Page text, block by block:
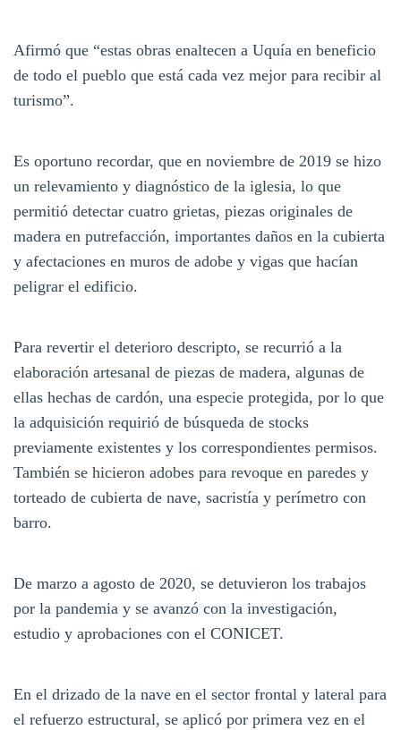
Afirmó que “estas obras enaltecen a Uquía en beneficio
de todo el pueblo que está cada vez mejor para recibir al
turismo”.
Es oportuno recordar, que en noviembre de 2019 se hizo
un relevamiento y diagnóstico de la iglesia, lo que
permitió detectar cuatro grietas, piezas originales de
madera en putrefacción, importantes daños en la cubierta
y afectaciones en muros de adobe y vigas que hacían
peligrar el edificio.
Para revertir el deterioro descripto, se recurrió a la
elaboración artesanal de piezas de madera, algunas de
ellas hechas de cardón, una especie protegida, por lo que
la adquisición requirió de búsqueda de stocks
previamente existentes y los correspondientes permisos.
También se hicieron adobes para revoque en paredes y
torteado de cubierta de nave, sacristía y perímetro con
barro.
De marzo a agosto de 2020, se detuvieron los trabajos
por la pandemia y se avanzó con la investigación,
estudio y aprobaciones con el CONICET.
En el drizado de la nave en el sector frontal y lateral para
el refuerzo estructural, se aplicó por primera vez en el